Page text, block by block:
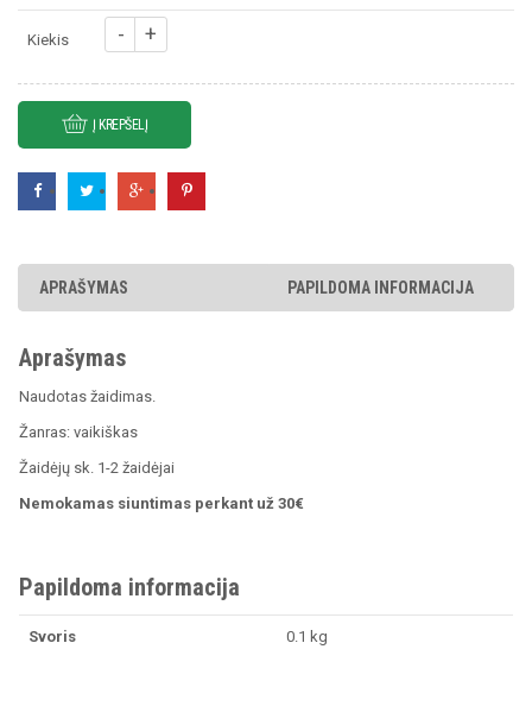
was:
€9.99.
is:
€7.99.
Kiekis
produkto
kiekis:
Į KREPŠELĮ
APRAŠYMAS PAPILDOMA INFORMACIJA
Aprašymas
Naudotas žaidimas.
Žanras: vaikiškas
Žaidėjų sk. 1-2 žaidėjai
Nemokamas siuntimas perkant už 30€
Papildoma informacija
Svoris 0.1 kg